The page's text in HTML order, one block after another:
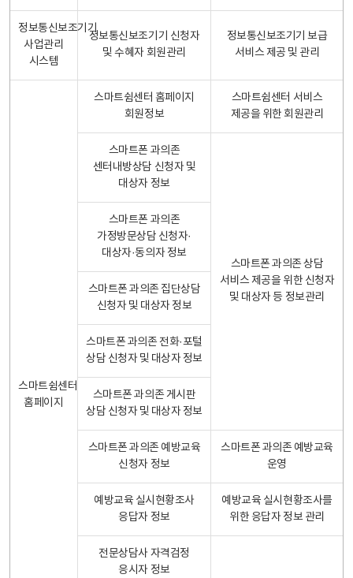
정보통신보조기기
사업관리
시스템
정보통신보조기기 신청자
및 수혜자 회원관리
정보통신보조기기 보급
서비스 제공 및 관리
스마트쉼센터
홈페이지
스마트쉼센터 홈페이지
회원정보
스마트쉼센터 서비스
제공을 위한 회원관리
스마트폰 과의존
센터내방상담 신청자 및
대상자 정보
스마트폰 과의존 상담
서비스 제공을 위한 신청자
및 대상자 등 정보관리
스마트폰 과의존
가정방문상담 신청자·
대상자·동의자 정보
스마트폰 과의존 집단상담
신청자 및 대상자 정보
스마트폰 과의존 전화·포털
상담 신청자 및 대상자 정보
스마트폰 과의존 게시판
상담 신청자 및 대상자 정보
스마트폰 과의존 예방교육
신청자 정보
스마트폰 과의존 예방교육
운영
예방교육 실시현황조사
응답자 정보
예방교육 실시현황조사를
위한 응답자 정보 관리
전문상담사 자격검정
응시자 정보